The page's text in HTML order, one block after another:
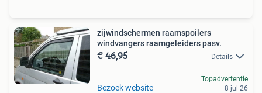
zijwindschermen raamspoilers
windvangers raamgeleiders pasv.
€ 46,95 Details
Bezoek website
Topadvertentie
8 jul 26